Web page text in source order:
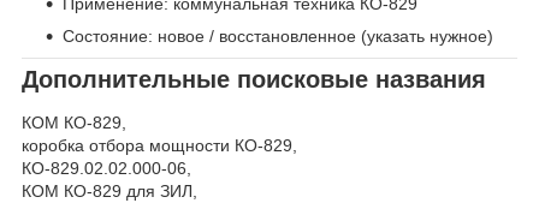
Применение: коммунальная техника КО-829
Состояние: новое / восстановленное (указать нужное)
Дополнительные поисковые названия
КОМ КО-829,
коробка отбора мощности КО-829,
КО-829.02.02.000-06,
КОМ КО-829 для ЗИЛ,